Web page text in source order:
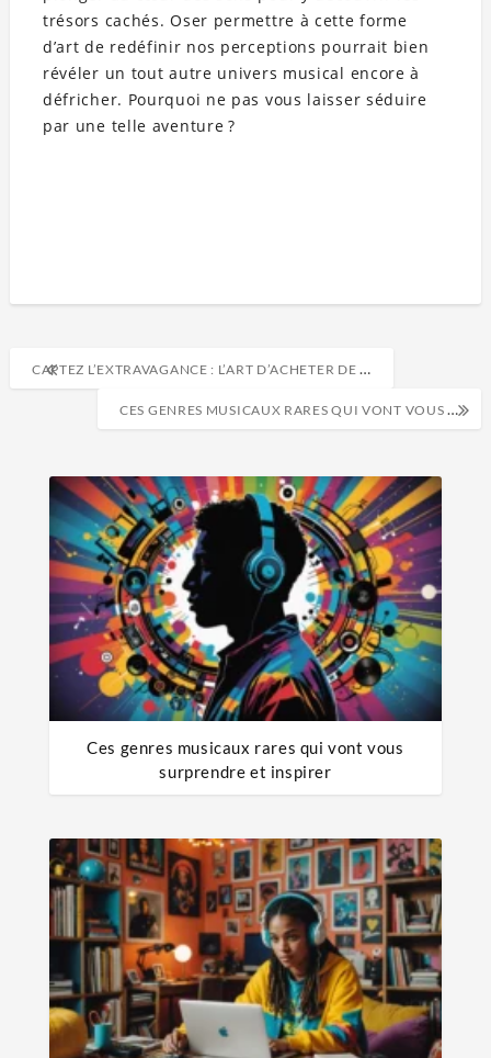
trésors cachés. Oser permettre à cette forme
d’art de redéfinir nos perceptions pourrait bien
révéler un tout autre univers musical encore à
défricher. Pourquoi ne pas vous laisser séduire
par une telle aventure ?
CAPTEZ L’EXTRAVAGANCE : L’ART D’ACHETER DE LA MUSIQUE ABSURDE EN LIGNE
CES GENRES MUSICAUX RARES QUI VONT VOUS SURPRENDRE ET INSPIRER
Ces genres musicaux rares qui vont vous
surprendre et inspirer